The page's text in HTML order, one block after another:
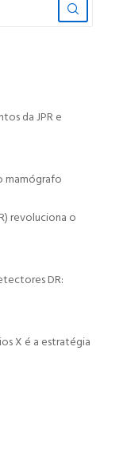
da JPR e
mamógrafo
revoluciona o
DR:
X é a estratégia